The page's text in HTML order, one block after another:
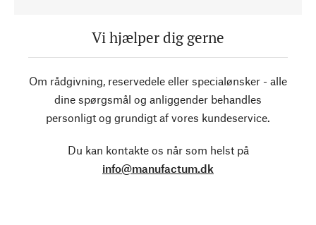
Vi hjælper dig gerne
Om rådgivning, reservedele eller specialønsker - alle
dine spørgsmål og anliggender behandles
personligt og grundigt af vores kundeservice.
Du kan kontakte os når som helst på
info@manufactum.dk